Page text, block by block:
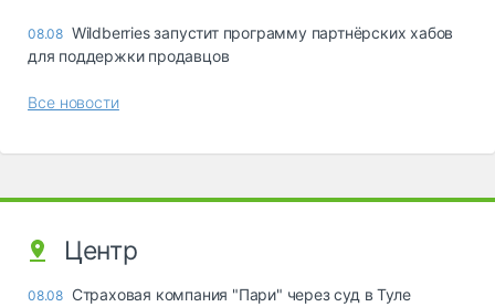
08.08 Wildberries запустит программу партнёрских хабов
для поддержки продавцов
Все новости
Центр
08.08 Страховая компания "Пари" через суд в Туле